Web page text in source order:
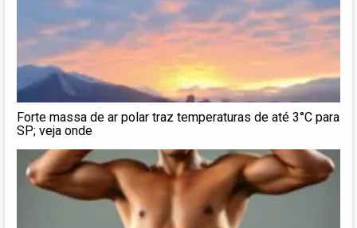
Forte massa de ar polar traz temperaturas de até 3°C para
SP; veja onde